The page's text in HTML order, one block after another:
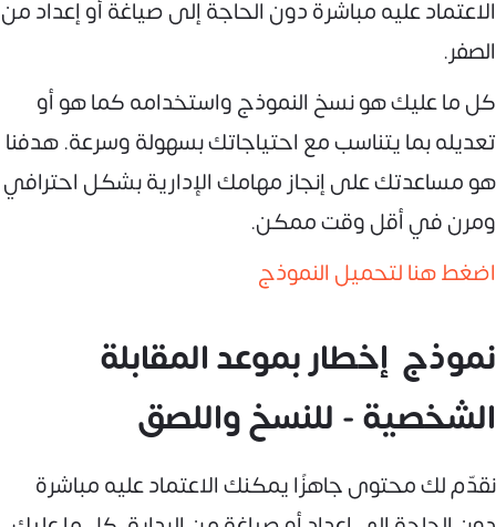
الاعتماد عليه مباشرة دون الحاجة إلى صياغة أو إعداد من
الصفر.
كل ما عليك هو نسخ النموذج واستخدامه كما هو أو
تعديله بما يتناسب مع احتياجاتك بسهولة وسرعة. هدفنا
هو مساعدتك على إنجاز مهامك الإدارية بشكل احترافي
ومرن في أقل وقت ممكن.
اضغط هنا لتحميل النموذج
نموذج إخطار بموعد المقابلة
الشخصية - للنسخ واللصق
نقدّم لك محتوى جاهزًا يمكنك الاعتماد عليه مباشرة